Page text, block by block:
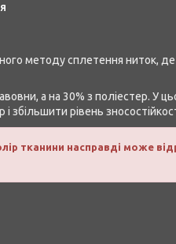
методу сплетення ниток,
а на 30% з поліестер. У
збільшити рівень
тканини насправді може